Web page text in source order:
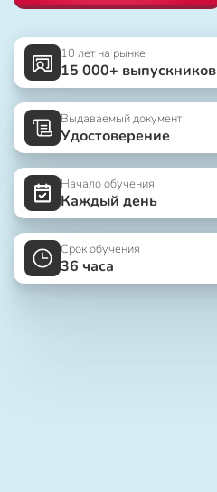
10 лет на рынке
15 000+ выпускников
Выдаваемый документ
Удостоверение
Начало обучения
Каждый день
Срок обучения
36 часа